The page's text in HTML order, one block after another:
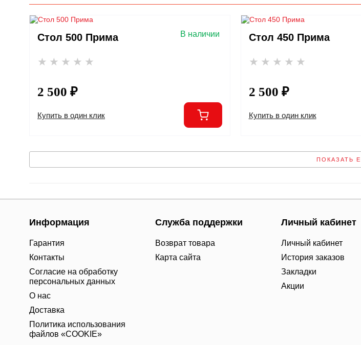
В наличии
Стол 500 Прима
2 500 ₽
Купить в один клик
Стол 450 Прима
2 500 ₽
Купить в один клик
ПОКАЗАТЬ
Информация
Гарантия
Контакты
Согласие на обработку
персональных данных
О нас
Доставка
Политика использования
файлов «COOKIE»
Служба поддержки
Возврат товара
Карта сайта
Личный кабинет
Личный кабинет
История заказов
Закладки
Акции